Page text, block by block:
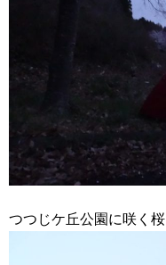
つつじケ丘公園に咲く桜